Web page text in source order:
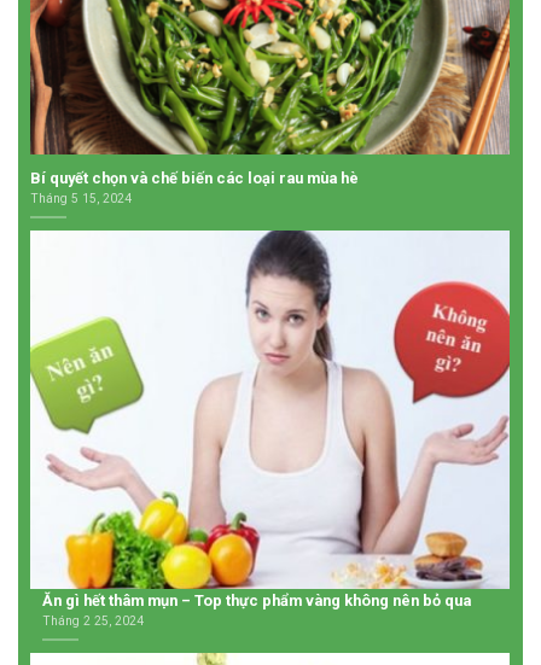
Bí quyết chọn và chế biến các loại rau mùa hè
Tháng 5 15, 2024
Ăn gì hết thâm mụn – Top thực phẩm vàng không nên bỏ qua
Tháng 2 25, 2024